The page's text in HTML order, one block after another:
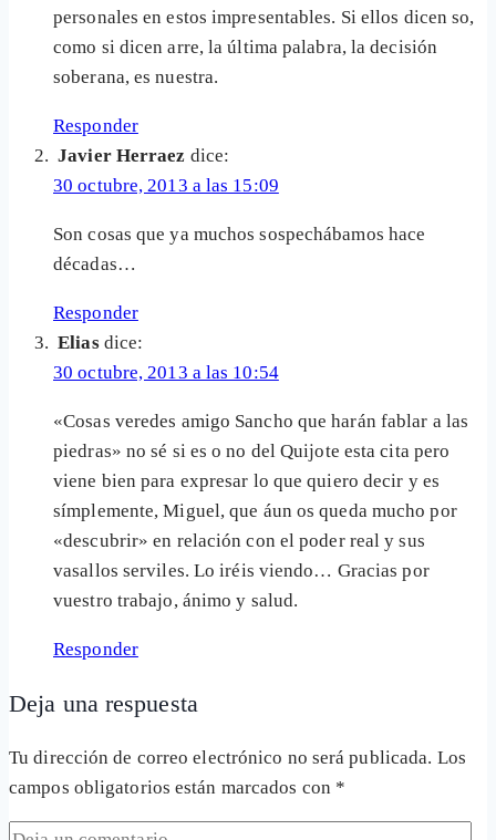
personales en estos impresentables. Si ellos dicen so,
como si dicen arre, la última palabra, la decisión
soberana, es nuestra.
Responder
Javier Herraez dice:
30 octubre, 2013 a las 15:09
Son cosas que ya muchos sospechábamos hace
décadas…
Responder
Elias dice:
30 octubre, 2013 a las 10:54
«Cosas veredes amigo Sancho que harán fablar a las
piedras» no sé si es o no del Quijote esta cita pero
viene bien para expresar lo que quiero decir y es
símplemente, Miguel, que áun os queda mucho por
«descubrir» en relación con el poder real y sus
vasallos serviles. Lo iréis viendo… Gracias por
vuestro trabajo, ánimo y salud.
Responder
Deja una respuesta
Tu dirección de correo electrónico no será publicada. Los
campos obligatorios están marcados con *